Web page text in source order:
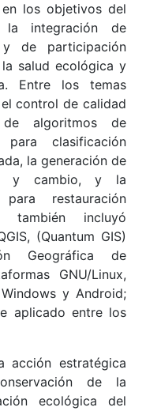
los objetivos del
la integración de
y de participación
salud ecológica y
Entre los temas
control de calidad
algoritmos de
para clasificación
la generación de
y cambio, y la
restauración
también incluyó
(Quantum GIS)
Geográfica de
GNU/Linux,
y Android;
aplicado entre los
acción estratégica
de la
ecológica del